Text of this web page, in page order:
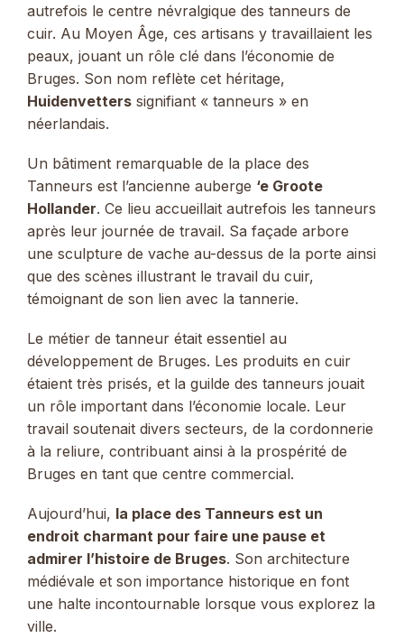
autrefois le centre névralgique des tanneurs de
cuir. Au Moyen Âge, ces artisans y travaillaient les
peaux, jouant un rôle clé dans l’économie de
Bruges. Son nom reflète cet héritage,
Huidenvetters signifiant « tanneurs » en
néerlandais.
Un bâtiment remarquable de la place des
Tanneurs est l’ancienne auberge ‘e Groote
Hollander. Ce lieu accueillait autrefois les tanneurs
après leur journée de travail. Sa façade arbore
une sculpture de vache au-dessus de la porte ainsi
que des scènes illustrant le travail du cuir,
témoignant de son lien avec la tannerie.
Le métier de tanneur était essentiel au
développement de Bruges. Les produits en cuir
étaient très prisés, et la guilde des tanneurs jouait
un rôle important dans l’économie locale. Leur
travail soutenait divers secteurs, de la cordonnerie
à la reliure, contribuant ainsi à la prospérité de
Bruges en tant que centre commercial.
Aujourd’hui, la place des Tanneurs est un
endroit charmant pour faire une pause et
admirer l’histoire de Bruges. Son architecture
médiévale et son importance historique en font
une halte incontournable lorsque vous explorez la
ville.